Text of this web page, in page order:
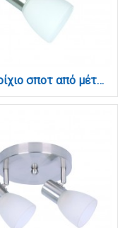
Επιτοίχιο σποτ από μέταλλο σε νίκελ ματ απόχρωση 1XE14 D:8cm (9064-1Φ-Νίκελ Ματ)